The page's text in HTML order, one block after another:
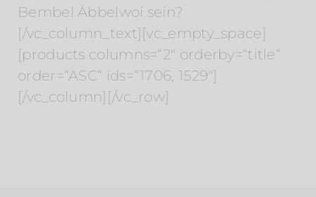
Bembel Äbbelwoi sein?
[/vc_column_text][vc_empty_space]
[products columns=“2″ orderby=“title“
order=“ASC“ ids=“1706, 1529″]
[/vc_column][/vc_row]